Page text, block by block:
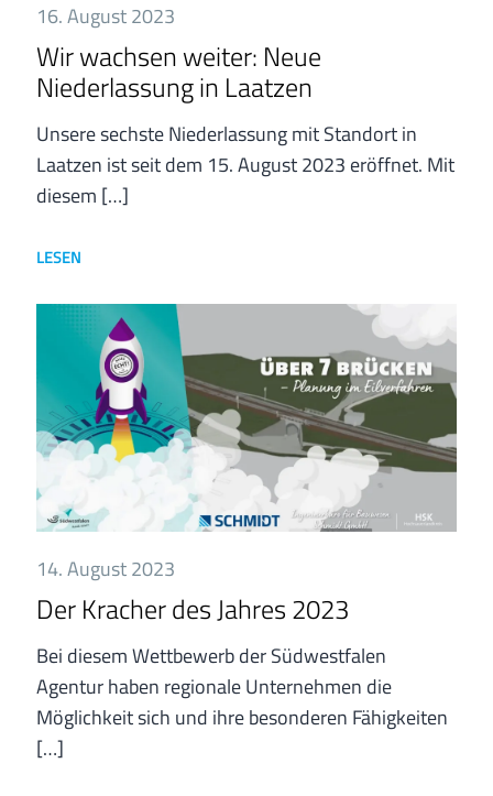
16. August 2023
Wir wachsen weiter: Neue
Niederlassung in Laatzen
Unsere sechste Niederlassung mit Standort in
Laatzen ist seit dem 15. August 2023 eröffnet. Mit
diesem […]
LESEN
14. August 2023
Der Kracher des Jahres 2023
Bei diesem Wettbewerb der Südwestfalen
Agentur haben regionale Unternehmen die
Möglichkeit sich und ihre besonderen Fähigkeiten
[…]